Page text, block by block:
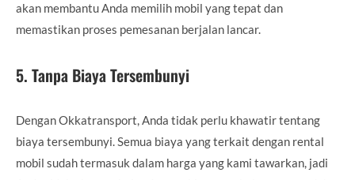
akan membantu Anda memilih mobil yang tepat dan
memastikan proses pemesanan berjalan lancar.
5. Tanpa Biaya Tersembunyi
Dengan Okkatransport, Anda tidak perlu khawatir tentang
biaya tersembunyi. Semua biaya yang terkait dengan rental
mobil sudah termasuk dalam harga yang kami tawarkan, jadi